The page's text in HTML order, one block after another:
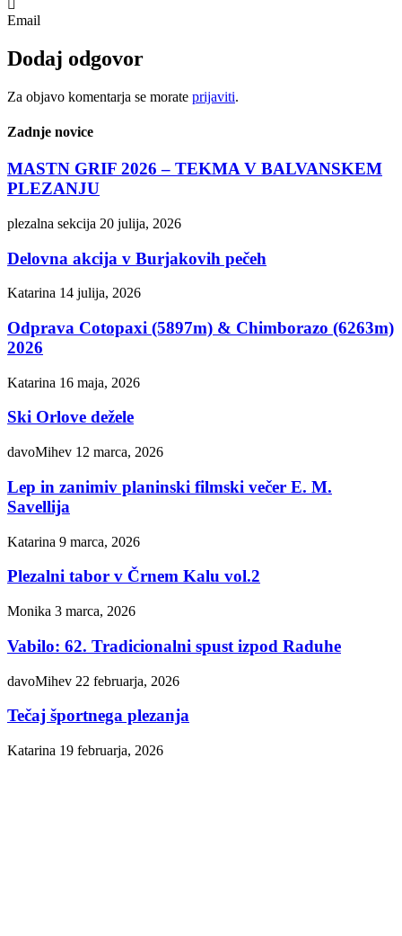
Email
Dodaj odgovor
Za objavo komentarja se morate prijaviti.
Zadnje novice
MASTN GRIF 2026 – TEKMA V BALVANSKEM
PLEZANJU
plezalna sekcija 20 julija, 2026
Delovna akcija v Burjakovih pečeh
Katarina 14 julija, 2026
Odprava Cotopaxi (5897m) & Chimborazo (6263m)
2026
Katarina 16 maja, 2026
Ski Orlove dežele
davoMihev 12 marca, 2026
Lep in zanimiv planinski filmski večer E. M.
Savellija
Katarina 9 marca, 2026
Plezalni tabor v Črnem Kalu vol.2
Monika 3 marca, 2026
Vabilo: 62. Tradicionalni spust izpod Raduhe
davoMihev 22 februarja, 2026
Tečaj športnega plezanja
Katarina 19 februarja, 2026